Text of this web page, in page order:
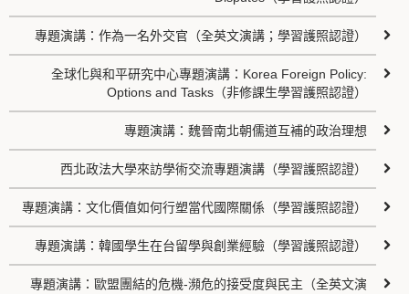
專題演講：作為一名外交官（全英文演講；學習護照認證）
全球化與和平研究中心專題演講：Korea Foreign Policy:
Options and Tasks（非修課生學習護照認證）
專題演講：魏晉南北朝儒道互補的政治理想
西北政法大學來訪學術交流專題演講（學習護照認證）
專題演講：文化價值如何行塑當代國際關係（學習護照認證）
專題演講：韓國學生在台留學與創業經驗（學習護照認證）
專題演講：歐盟團結的危機-瀕危的接受度與民主（全英文演